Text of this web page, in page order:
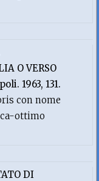
O VERSO
1963, 131.
con nome
ottimo
DI